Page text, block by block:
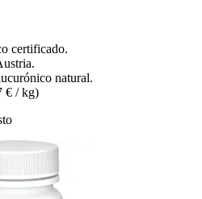
certificado.
natural.
€ / kg)